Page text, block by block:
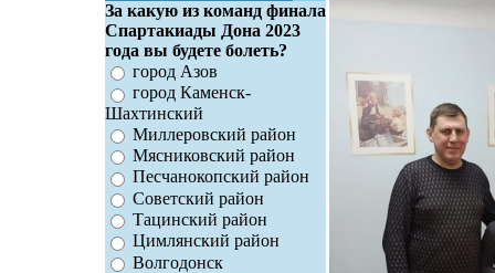
За какую из команд финала
Спартакиады Дона 2023
года вы будете болеть?
город Азов
город Каменск-
Шахтинский
Миллеровский район
Мясниковский район
Песчанокопский район
Советский район
Тацинский район
Цимлянский район
Волгодонск